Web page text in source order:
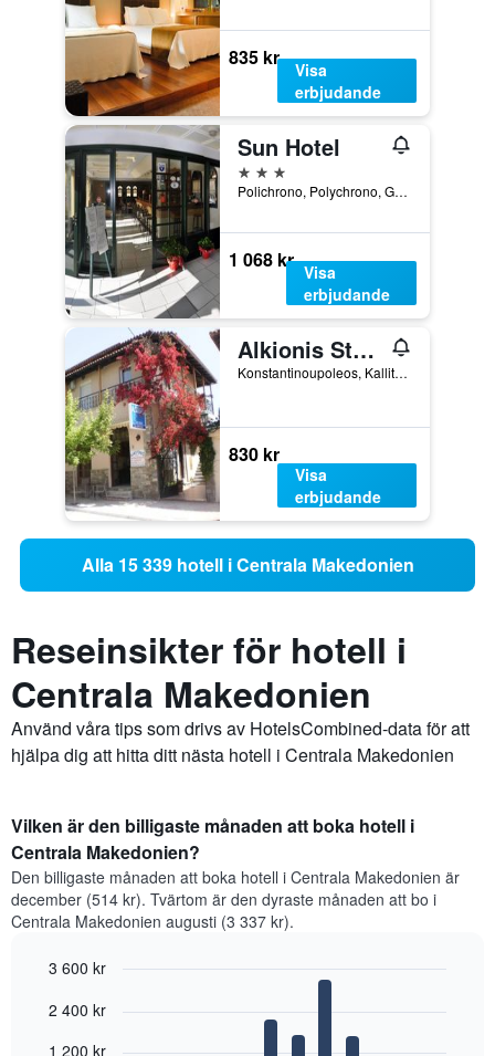
835 kr
Visa
erbjudande
Sun Hotel
3 stjärnor
Polichrono, Polychrono, Grekland
1 068 kr
Visa
erbjudande
Alkionis Studios
Konstantinoupoleos, Kallithea, Grekland
830 kr
Visa
erbjudande
Alla 15 339 hotell i Centrala Makedonien
Reseinsikter för hotell i
Centrala Makedonien
Använd våra tips som drivs av HotelsCombined-data för att
hjälpa dig att hitta ditt nästa hotell i Centrala Makedonien
Vilken är den billigaste månaden att boka hotell i
Centrala Makedonien?
Den billigaste månaden att boka hotell i Centrala Makedonien är
december (514 kr). Tvärtom är den dyraste månaden att bo i
Centrala Makedonien augusti (3 337 kr).
chart
12
graphic.
1 200 kr
2 400 kr
3 600 kr